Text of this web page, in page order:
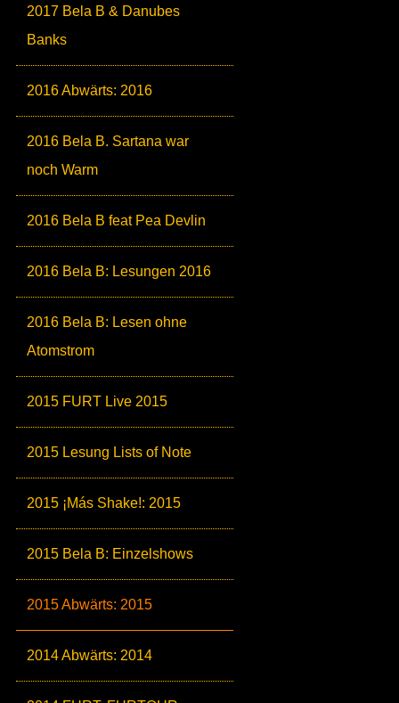
2017 Bela B & Danubes
Banks
2016 Abwärts: 2016
2016 Bela B. Sartana war
noch Warm
2016 Bela B feat Pea Devlin
2016 Bela B: Lesungen 2016
2016 Bela B: Lesen ohne
Atomstrom
2015 FURT Live 2015
2015 Lesung Lists of Note
2015 ¡Más Shake!: 2015
2015 Bela B: Einzelshows
2015 Abwärts: 2015
2014 Abwärts: 2014